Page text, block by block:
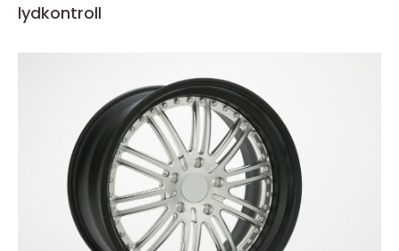
lydkontroll